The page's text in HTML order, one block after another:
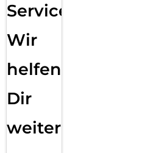
Service:
Wir
helfen
Dir
weiter